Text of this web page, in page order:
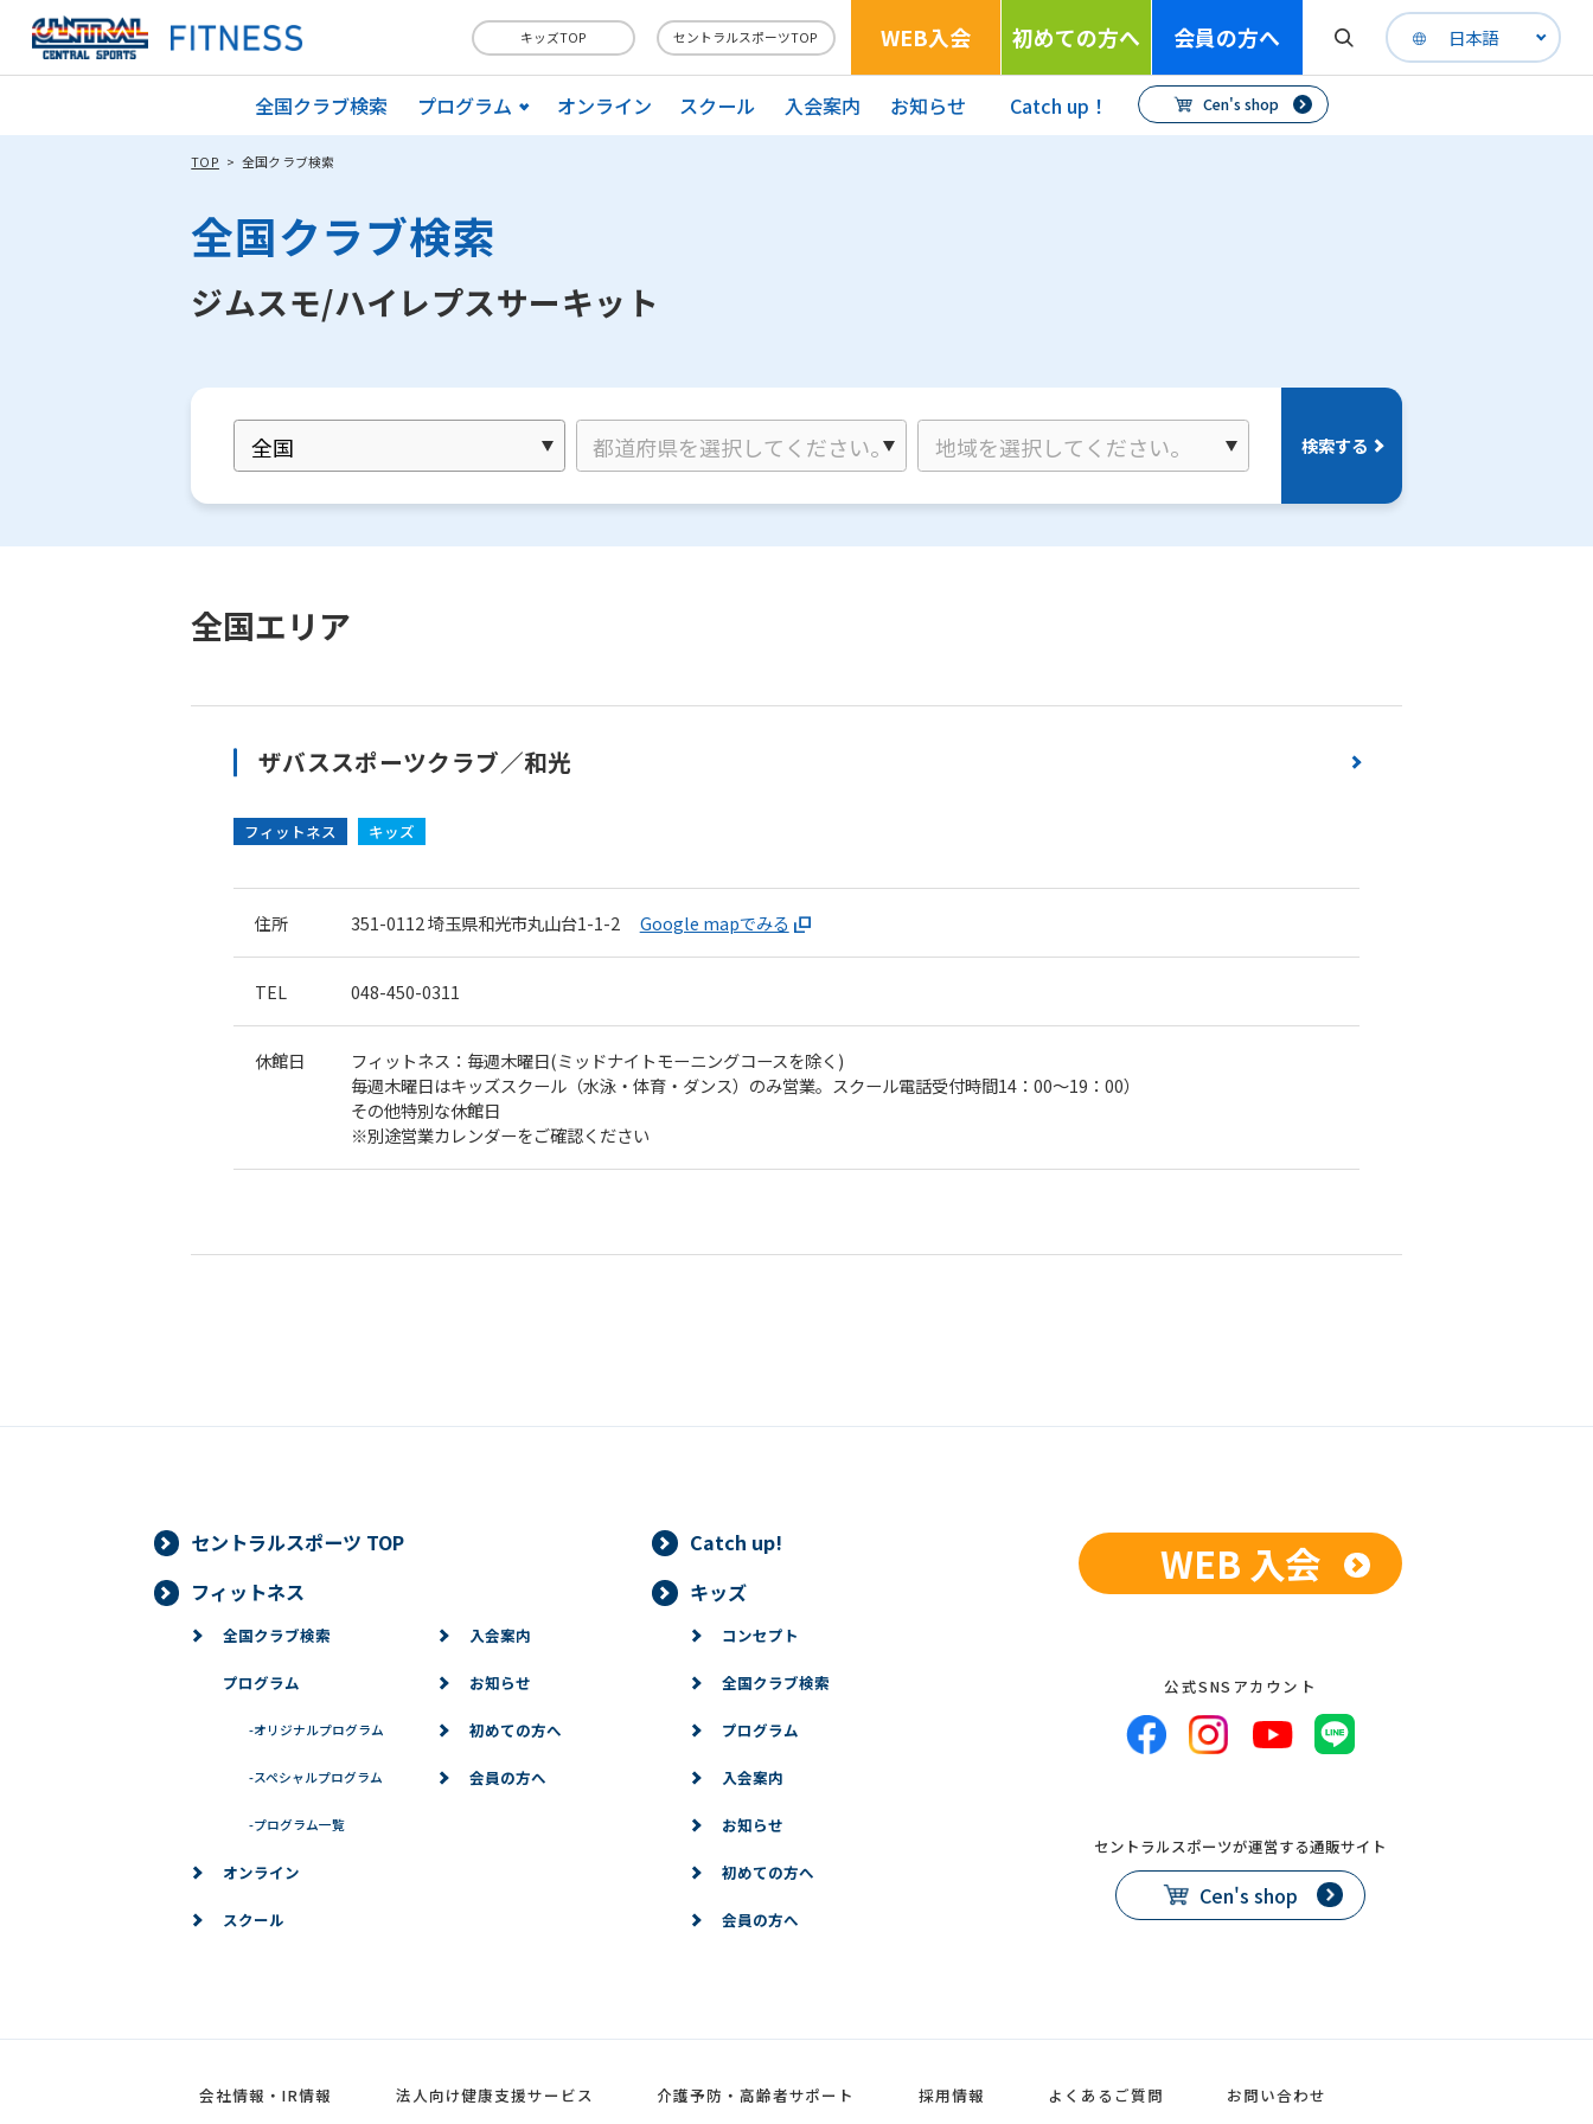
キッズTOP セントラルスポーツTOP WEB入会 初めての方へ 会員の方へ 日本語
全国クラブ検索 プログラム オンライン スクール 入会案内 お知らせ Catch up！ Cen's shop
TOP 全国クラブ検索
全国クラブ検索
ジムスモ/ハイレプスサーキット
検索する
全国エリア
ザバススポーツクラブ／和光
フィットネス キッズ
住所 351-0112埼玉県和光市丸山台1-1-2 Google mapでみる
TEL 048-450-0311
休館日
フィットネス：毎週木曜日(ミッドナイトモーニングコースを除く)
毎週木曜日はキッズスクール（水泳・体育・ダンス）のみ営業。スクール電話受付時間14：00～19：00）
その他特別な休館日
※別途営業カレンダーをご確認ください
For foreigners
English. Click the link below (start
automatic translation) to return to
However, if you use an automatic
translation service, the Japanese
The translation may differ from the
セントラルスポーツ TOP
Catch up!
フィットネス
全国クラブ検索
プログラム
-オリジナルプログラム
-スペシャルプログラム
-プログラム一覧
オンライン
スクール
入会案内
お知らせ
初めての方へ
会員の方へ
キッズ
コンセプト
全国クラブ検索
プログラム
入会案内
お知らせ
初めての方へ
会員の方へ
WEB 入会
公式SNSアカウント
セントラルスポーツが運営する通販サイト
Cen's shop
会社情報・IR情報 法人向け健康支援サービス 介護予防・高齢者サポート 採用情報 よくあるご質問 お問い合わせ